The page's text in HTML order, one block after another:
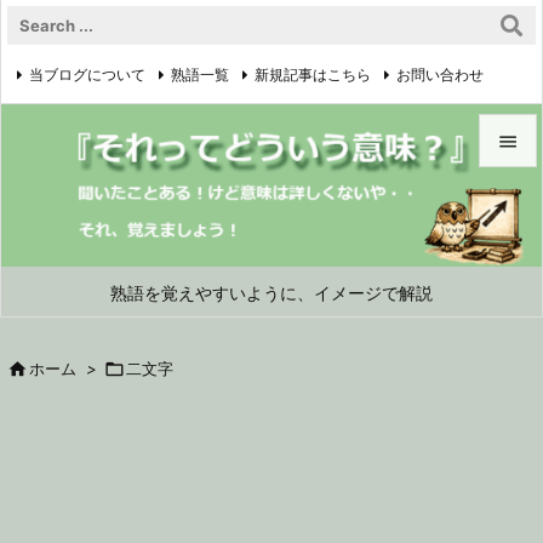
熟語を覚えやすいように、イメージで解説


メニュ


当ブログについて 熟語一覧 新規記事はこちら お問い合わせ
プライバシーポリシー 
 ホーム >  二文字